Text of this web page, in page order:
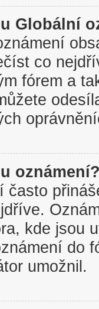
Globální
co
fórem a
oznámení?
často
kde jsou
do
umožnil.